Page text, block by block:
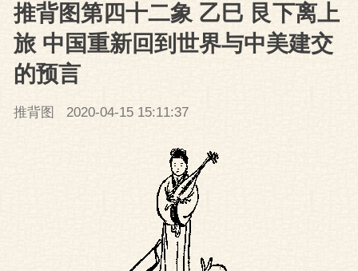
推背图
推背
推背图第四十二象 乙巳 艮下离上
旅 中国重新回到世界与中美建交
的预言
推背图 2020-04-15 15:11:37